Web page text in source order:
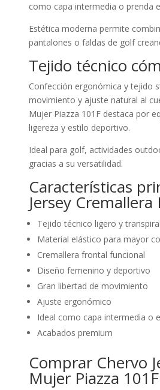
como capa intermedia o prenda
Estética moderna permite
pantalones o faldas de golf
Tejido técnico
Confección ergonómica y tejido
movimiento y ajuste natural al
Mujer Piazza 101F destaca por
ligereza y estilo deportivo.
Ideal para golf, actividades
gracias a su versatilidad.
Características
Jersey
Tejido técnico ligero y
Material elástico para mayor
Cremallera frontal funcional
Diseño femenino y deportivo
Gran libertad de movimiento
Ajuste ergonómico
Ideal como capa intermedia o
Acabados premium
Comprar Chervo
Mujer Piazza